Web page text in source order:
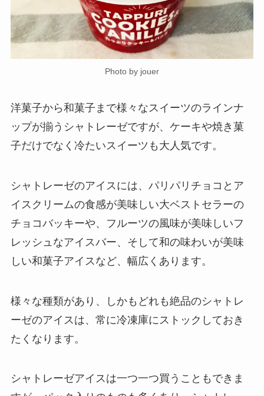
Photo by jouer
洋菓子から和菓子まで様々なスイーツのラインナ
ップが揃うシャトレーゼですが、ケーキや焼き菓
子だけでなく冷たいスイーツも大人気です。
シャトレーゼのアイスには、パリパリチョコとア
イスクリームの食感が美味しい大ベストセラーの
チョコバッキーや、フルーツの風味が美味しいフ
レッシュなアイスバー、そして和の味わいが美味
しい和菓子アイスなど、幅広くあります。
様々な種類があり、しかもどれも絶品のシャトレ
ーゼのアイスは、常に冷凍庫にストックしておき
たくなります。
シャトレーゼアイスは一つ一つ買うこともできま